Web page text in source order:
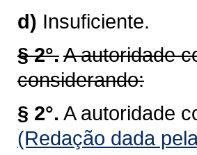
d) Insuficiente.
§ 2°.A autoridade
considerando:
§ 2°. A autoridade
(Redação dada